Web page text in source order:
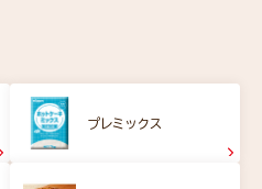
プレミックス